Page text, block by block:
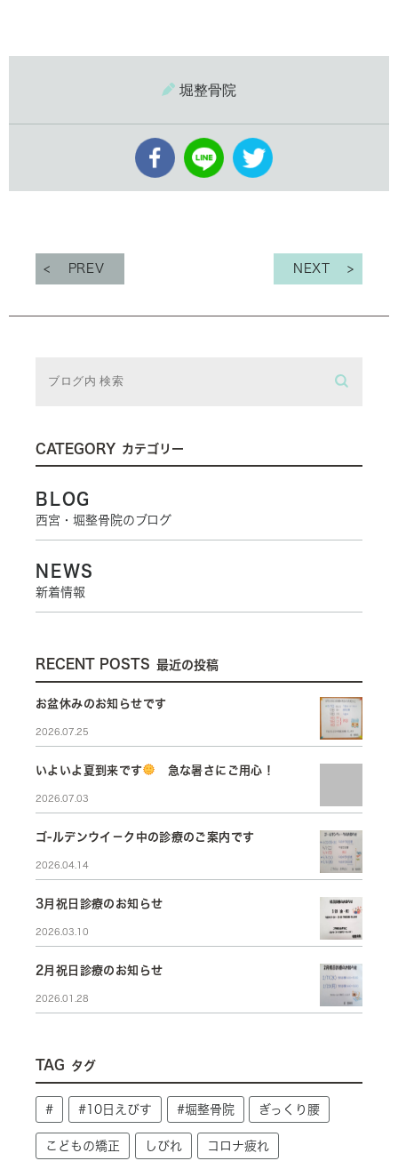
堀整骨院
PREV NEXT
CATEGORY カテゴリー
BLOG
西宮・堀整骨院のブログ
NEWS
新着情報
RECENT POSTS 最近の投稿
お盆休みのお知らせです
2026.07.25
いよいよ夏到来です 急な暑さにご用心！
2026.07.03
ゴ-ルデンウイ－ク中の診療のご案内です
2026.04.14
3月祝日診療のお知らせ
2026.03.10
2月祝日診療のお知らせ
2026.01.28
TAG タグ
# #10日えびす #堀整骨院 ぎっくり腰
こどもの矯正 しびれ コロナ疲れ